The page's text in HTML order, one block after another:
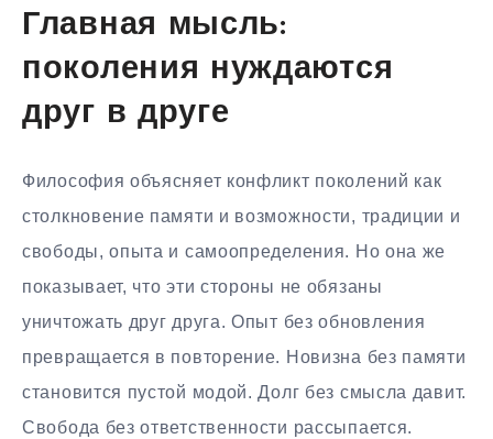
Главная мысль:
поколения нуждаются
друг в друге
Философия объясняет конфликт поколений как
столкновение памяти и возможности, традиции и
свободы, опыта и самоопределения. Но она же
показывает, что эти стороны не обязаны
уничтожать друг друга. Опыт без обновления
превращается в повторение. Новизна без памяти
становится пустой модой. Долг без смысла давит.
Свобода без ответственности рассыпается.